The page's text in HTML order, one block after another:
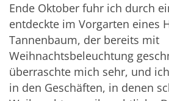
Ende Oktober fuhr ich durch
entdeckte im Vorgarten eines
Tannenbaum, der bereits mit
Weihnachtsbeleuchtung
überraschte mich sehr, und
in den Geschäften, in denen